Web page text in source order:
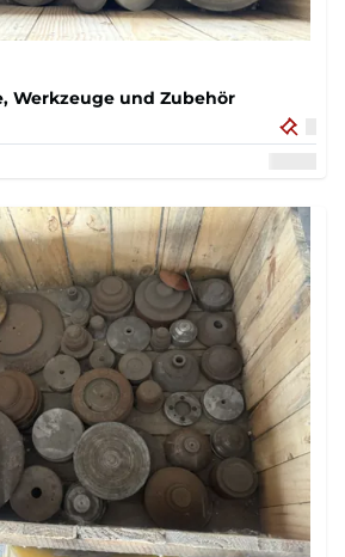
Werkzeuge und Zubehör